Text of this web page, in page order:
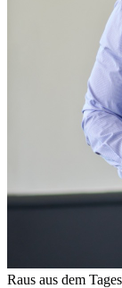
Raus aus dem